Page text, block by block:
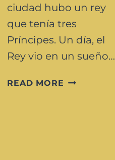
ciudad hubo un rey
que tenía tres
Príncipes. Un día, el
Rey vio en un sueño…
READ MORE